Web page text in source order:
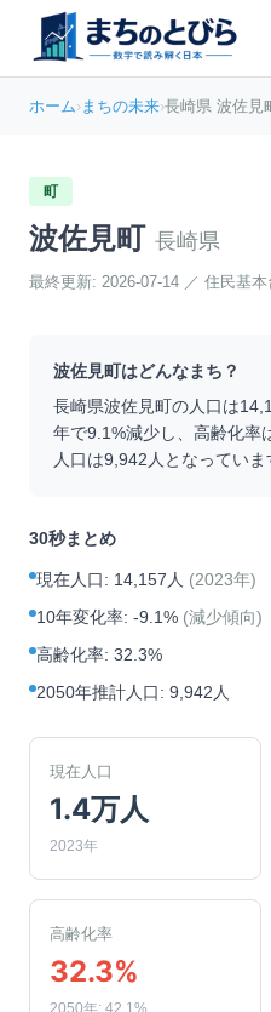
ホーム›まちの未来›長崎県 波佐見
町
波佐見町 長崎県
最終更新: 2026-07-14 ／ 住民基本
波佐見町はどんなまち？
長崎県波佐見町の人口は
年で9.1%減少し、高齢化率
人口は9,942 人となっていま
30秒まとめ
現在人口: 14,157人 (2023年)
10年変化率: -9.1% (減少傾向)
高齢化率: 32.3%
2050年推計人口: 9,942人
現在人口
1.4万人
2023年
高齢化率
32.3%
2050年: 42.1%